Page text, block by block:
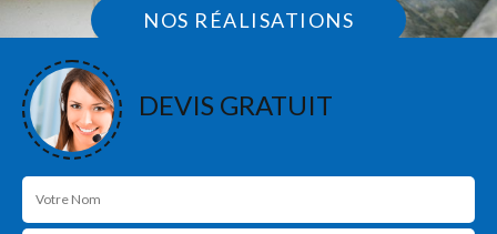
NOS RÉALISATIONS
DEVIS GRATUIT